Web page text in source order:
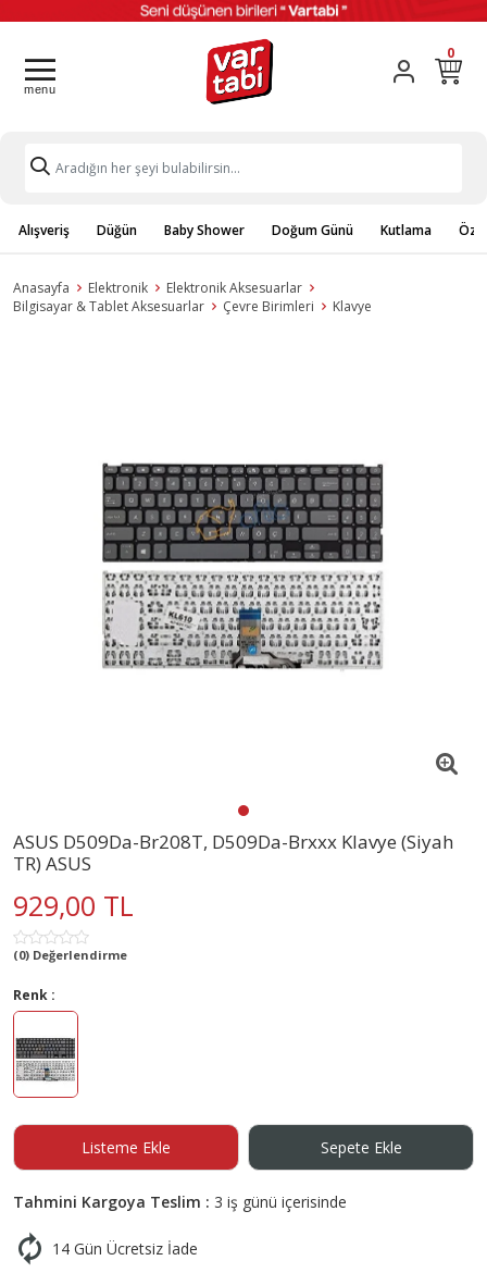
0
Alışveriş Düğün Baby Shower Doğum Günü Kutlama
Anasayfa Elektronik
Elektronik Aksesuarlar
Bilgisayar & Tablet Aksesuarlar
Çevre Birimleri Klavye
ASUS D509Da-Br208T, D509Da-Brxxx Klavye (Siyah
TR) ASUS
929,00 TL
(0) Değerlendirme
Renk :
Listeme Ekle Sepete Ekle
Tahmini Kargoya Teslim : 3 iş günü içerisinde
14 Gün Ücretsiz İade